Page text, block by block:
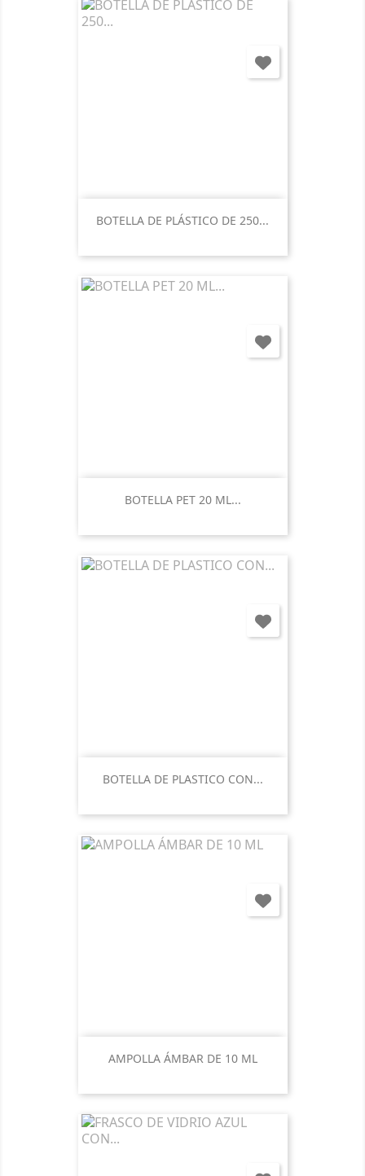
BOTELLA DE PLÁSTICO DE 250...
BOTELLA PET 20 ML...
BOTELLA DE PLASTICO CON...
AMPOLLA ÁMBAR DE 10 ML